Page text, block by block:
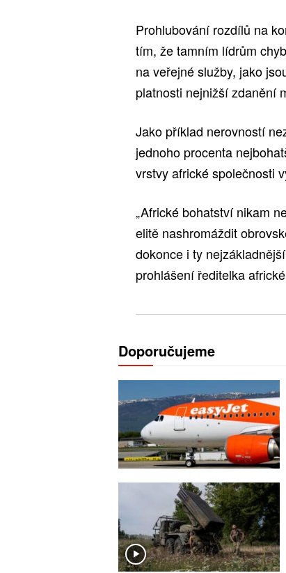
Prohlubování rozdílů na
tím, že tamním lídrům
na veřejné služby, jako
platnosti nejnižší zdanění
Jako příklad nerovností
jednoho procenta
vrstvy africké společnosti
„Africké bohatství nikam
elitě nashromáždit
dokonce i ty
prohlášení ředitelka
Doporučujeme